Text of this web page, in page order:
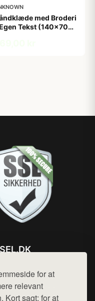
for at
relevant
Kort sagt: for at
med Broderi
Tekst (140x70
hej@want.dk